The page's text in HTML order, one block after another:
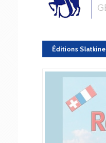
Éditions Slatkine